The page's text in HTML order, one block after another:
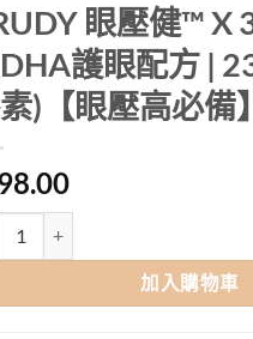
眼壓健™ X
護眼配方 |
)【眼壓高必備】
加入購物車